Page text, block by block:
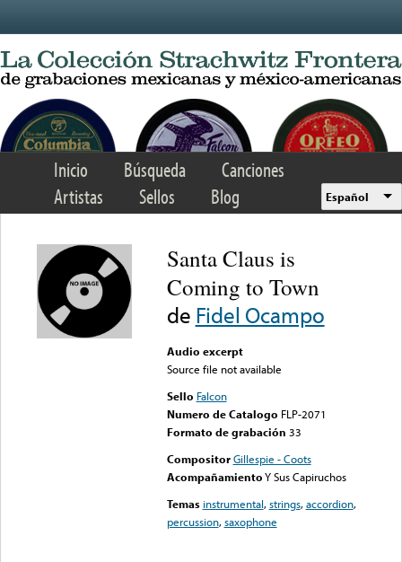
Inicio Búsqueda
Canciones
Artistas
Sellos Blog Español
Santa Claus is
Coming to Town
de Fidel Ocampo
Audio excerpt
Source file not available
Sello Falcon
Numero de Catalogo FLP-2071
Formato de grabación 33
Compositor Gillespie - Coots
AcompañamientoY Sus Capiruchos
Temas instrumental,strings,accordion,
percussion,saxophone